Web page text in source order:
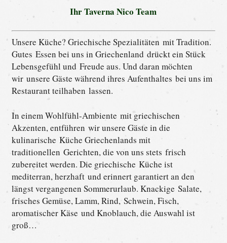
Ihr Taverna Nico Team
Unsere Küche? Griechische Spezialitäten mit Tradition.
Gutes Essen bei uns in Griechenland drückt ein Stück
Lebensgefühl und Freude aus. Und daran möchten
wir unsere Gäste während ihres Aufenthaltes bei uns im
Restaurant teilhaben lassen.
In einem Wohlfühl-Ambiente mit griechischen
Akzenten, entführen wir unsere Gäste in die
kulinarische Küche Griechenlands mit
traditionellen Gerichten, die von uns stets frisch
zubereitet werden. Die griechische Küche ist
mediterran, herzhaft und erinnert garantiert an den
längst vergangenen Sommerurlaub. Knackige Salate,
frisches Gemüse, Lamm, Rind, Schwein, Fisch,
aromatischer Käse und Knoblauch, die Auswahl ist
groß…